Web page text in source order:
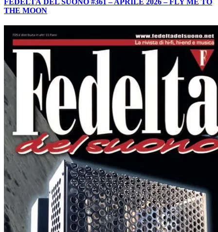
FEDELTÀ DEL SUONO #361 – APRILE 2026 – FLY ME TO
THE MOON